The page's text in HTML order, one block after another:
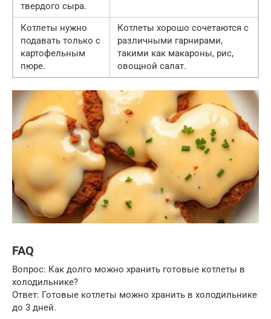
твердого сыра.
Котлеты нужно
подавать только с
картофельным
пюре.
Котлеты хорошо сочетаются с
различными гарнирами,
такими как макароны, рис,
овощной салат.
FAQ
Вопрос: Как долго можно хранить готовые котлеты в
холодильнике?
Ответ: Готовые котлеты можно хранить в холодильнике
до 3 дней.